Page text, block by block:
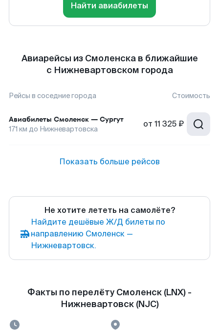
Найти авиабилеты
Авиарейсы из Смоленска в ближайшие
с Нижневартовском города
Рейсы в соседние города Стоимость
Авиабилеты Смоленск — Сургут
171 км до Нижневартовска от 11 325 ₽
Показать больше рейсов
Не хотите лететь на самолёте?
Найдите дешёвые Ж/Д билеты по
направлению Смоленск —
Нижневартовск.
Факты по перелёту Смоленск (LNX) -
Нижневартовск (NJC)